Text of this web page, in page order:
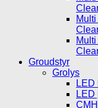
Groudstyr
Grolys
LED